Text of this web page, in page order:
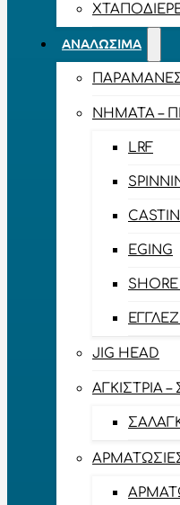
ΑΝΑΛΏΣΙΜΑ
ΝΉΜΑΤΑ –
LRF
EGING
JIG HEAD
ΑΓΚΊΣΤΡΙΑ